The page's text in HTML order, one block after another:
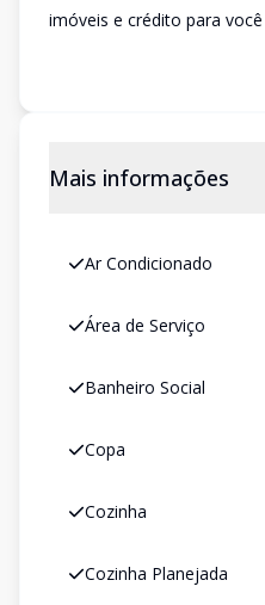
imóveis e crédito para
Mais informações
Ar Condicionado
Área de Serviço
Banheiro Social
Copa
Cozinha
Cozinha Planejada